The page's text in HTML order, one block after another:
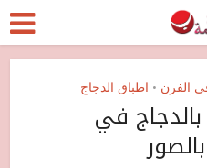
الفرن • اطباق الدجاج
في